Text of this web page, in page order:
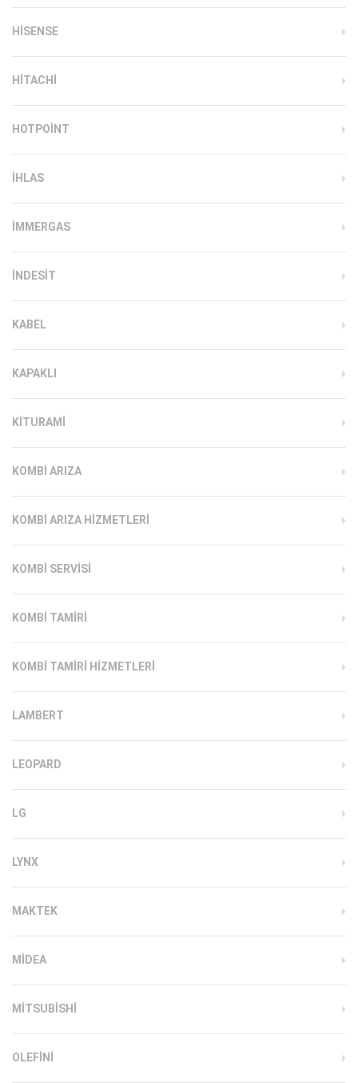
HISENSE
HITACHI
HOTPOINT
IHLAS
İMMERGAS
INDESIT
KABEL
KAPAKLI
KITURAMI
KOMBI ARIZA
KOMBI ARIZA HIZMETLERI
KOMBI SERVISI
KOMBI TAMIRI
KOMBI TAMIRI HIZMETLERI
LAMBERT
LEOPARD
LG
LYNX
MAKTEK
MIDEA
MITSUBISHI
OLEFINI